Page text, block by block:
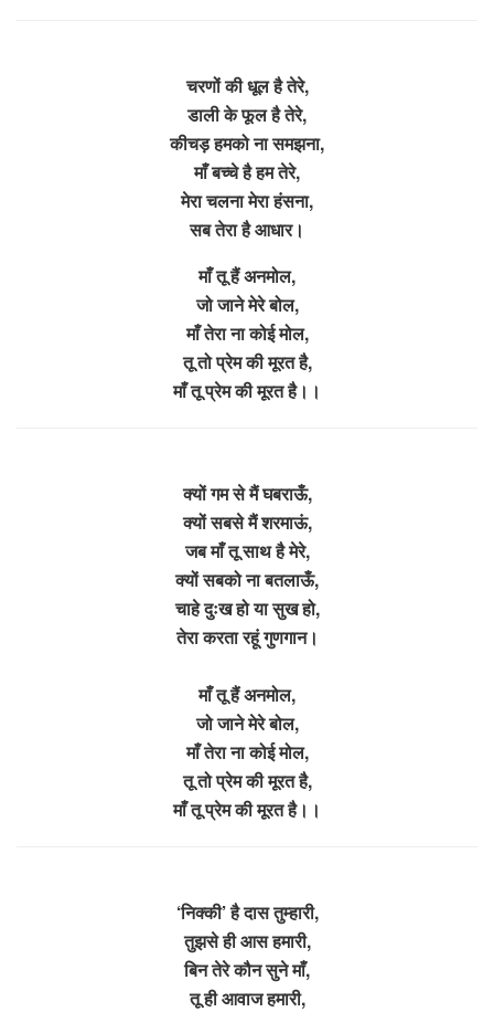
चरणों की धूल है तेरे,
डाली के फूल है तेरे,
कीचड़ हमको ना समझना,
माँ बच्चे है हम तेरे,
मेरा चलना मेरा हंसना,
सब तेरा है आधार।
माँ तू हैं अनमोल,
जो जाने मेरे बोल,
माँ तेरा ना कोई मोल,
तू तो प्रेम की मूरत है,
माँ तू प्रेम की मूरत है।।
क्यों गम से मैं घबराऊँ,
क्यों सबसे मैं शरमाऊं,
जब माँ तू साथ है मेरे,
क्यों सबको ना बतलाऊँ,
चाहे दुःख हो या सुख हो,
तेरा करता रहूं गुणगान।
माँ तू हैं अनमोल,
जो जाने मेरे बोल,
माँ तेरा ना कोई मोल,
तू तो प्रेम की मूरत है,
माँ तू प्रेम की मूरत है।।
‘निक्की’ है दास तुम्हारी,
तुझसे ही आस हमारी,
बिन तेरे कौन सुने माँ,
तू ही आवाज हमारी,